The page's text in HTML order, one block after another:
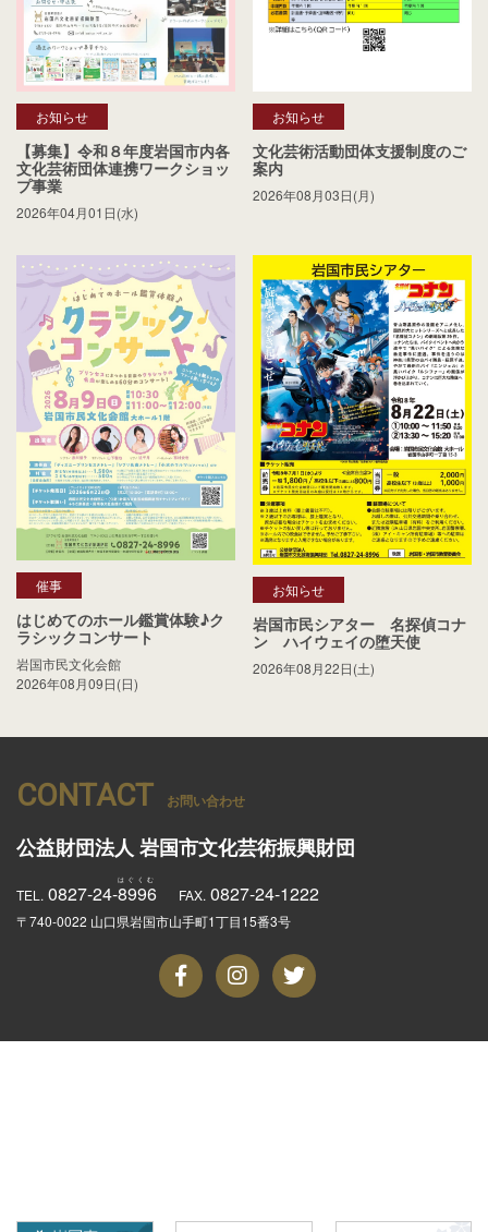
お知らせ
【募集】令和８年度岩国市内各
文化芸術団体連携ワークショッ
プ事業
2026年04月01日(水)
お知らせ
文化芸術活動団体支援制度のご
案内
2026年08月03日(月)
催事
はじめてのホール鑑賞体験♪ク
ラシックコンサート
岩国市民文化会館
2026年08月09日(日)
お知らせ
岩国市民シアター 名探偵コナ
ン ハイウェイの堕天使
2026年08月22日(土)
CONTACT お問い合わせ
公益財団法人 岩国市文化芸術振興財団
TEL. 0827-24-8996 FAX. 0827-24-1222
〒740-0022 山口県岩国市山手町1丁目15番3号